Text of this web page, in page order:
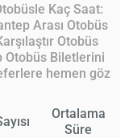
Kaç Saat:
Arası Otobüs
Otobüs
Otobüs Biletlerini
hemen göz
Ortalama
Süre